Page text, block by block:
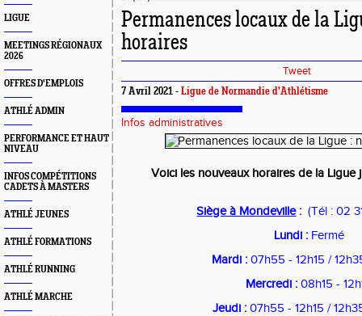
LIGUE
MEETINGS RÉGIONAUX
2026
OFFRES D'EMPLOIS
ATHLÉ ADMIN
PERFORMANCE ET HAUT
NIVEAU
INFOS COMPÉTITIONS
CADETS À MASTERS
ATHLÉ JEUNES
ATHLÉ FORMATIONS
ATHLÉ RUNNING
ATHLÉ MARCHE
Permanences locaux de la
horaires
Tweet
7 Avril 2021 - Ligue de Normandie d'Athlétisme
Infos administratives
Voici les nouveaux horaires de la Ligue
Siège à Mondeville:(Tél : 02
Lundi : Fermé
Mardi : 07h55 - 12h15 /
Mercredi : 08h15 -
Jeudi : 07h55 - 12h15 /